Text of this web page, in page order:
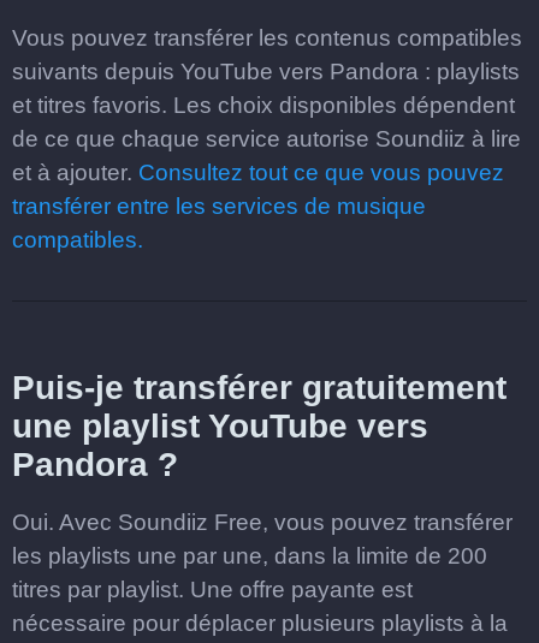
Vous pouvez transférer les contenus compatibles
suivants depuis YouTube vers Pandora : playlists
et titres favoris. Les choix disponibles dépendent
de ce que chaque service autorise Soundiiz à lire
et à ajouter. Consultez tout ce que vous pouvez
transférer entre les services de musique
compatibles.
Puis-je transférer gratuitement
une playlist YouTube vers
Pandora ?
Oui. Avec Soundiiz Free, vous pouvez transférer
les playlists une par une, dans la limite de 200
titres par playlist. Une offre payante est
nécessaire pour déplacer plusieurs playlists à la